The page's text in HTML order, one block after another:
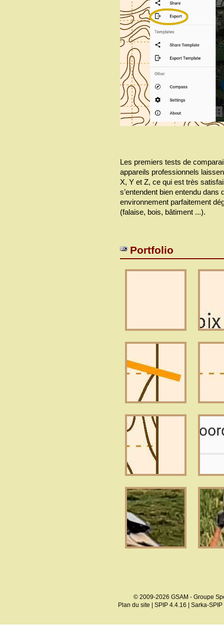
Les premiers tests de
appareils professionnels
X, Y et Z, ce qui est très
s’entendent bien entendu
environnement parfaitement
(falaise, bois, bâtiment ...).
Portfolio
© 2009-2026 GSAM - Groupe
Plan du site
SPIP 4.4.16 Sarka-SPIP